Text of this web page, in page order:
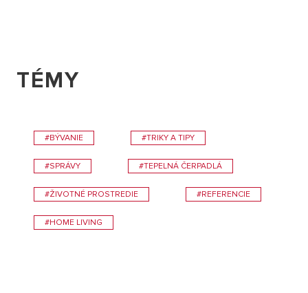
TÉMY
#BÝVANIE #TRIKY A TIPY
#SPRÁVY #TEPELNÁ ČERPADLÁ
#ŽIVOTNÉ PROSTREDIE #REFERENCIE
#HOME LIVING